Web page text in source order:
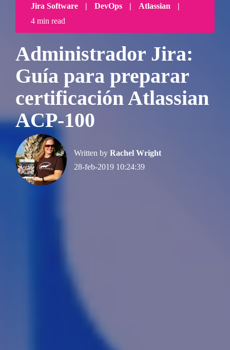
Jira Software | DevOps | Atlassian
|
4 min read
Administrador Jira:
Guía para preparar
certificación Atlassian
ACP-100
Written by Rachel Wright
28-feb-2019 10:24:39